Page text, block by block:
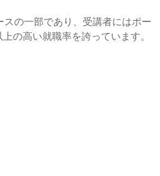
の一部であり、受講者にはポー
の高い就職率を誇っています。